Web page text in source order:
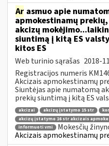
Ar asmuo apie
apmokestinamų
akcizų
siuntimą į kitą ES
kitos ES
Web turinio sąrašas 2018-
Registracijos numeris
Akcizais apmokestinamų
Siuntėjas apie numatomą
prekių siuntimą į kitą ES
akcizai akcizų įstatymo 15 str
akcizų įstatymo 16 str akcizais
informuoti vmi
Mokesčių
Akcizais apmokestinamų